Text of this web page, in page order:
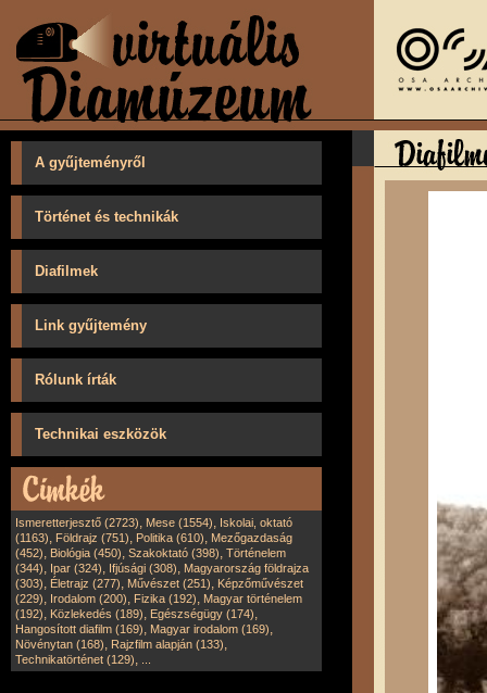
A gyűjteményről
Történet és technikák
Diafilmek
Link gyűjtemény
Rólunk írták
Technikai eszközök
Ismeretterjesztő (2723), Mese (1554), Iskolai, oktató
(1163), Földrajz (751), Politika (610), Mezőgazdaság
(452), Biológia (450), Szakoktató (398), Történelem
(344), Ipar (324), Ifjúsági (308), Magyarország földrajza
(303), Életrajz (277), Művészet (251), Képzőművészet
(229), Irodalom (200), Fizika (192), Magyar történelem
(192), Közlekedés (189), Egészségügy (174),
Hangosított diafilm (169), Magyar irodalom (169),
Növénytan (168), Rajzfilm alapján (133),
Technikatörténet (129),